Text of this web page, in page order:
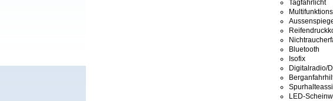
Tagfahrlicht
Bluetooth
Isofix
Digitalradio/
LED-